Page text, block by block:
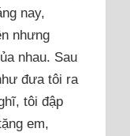
nay,
nhưng
nhau. Sau
đưa tôi ra
tôi đập
em,